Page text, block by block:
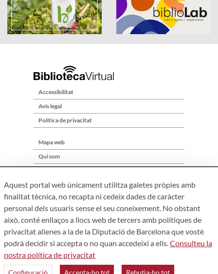
Accessibilitat
Avís legal
Política de privacitat
Mapa web
Qui som
Àrea de Cultura – Gerència de Serveis de Biblioteques. Zamora,
73. 08018 Barcelona. Tel: 934 022 241
Aquest portal web únicament utilitza galetes pròpies amb
finalitat tècnica, no recapta ni cedeix dades de caràcter
personal dels usuaris sense el seu coneixement. No obstant
això, conté enllaços a llocs web de tercers amb polítiques de
privacitat alienes a la de la Diputació de Barcelona que vostè
podrà decidir si accepta o no quan accedeixi a ells.Consulteu la
nostra política de privacitat
Configuració Accepta-ho tot Rebutja-ho tot